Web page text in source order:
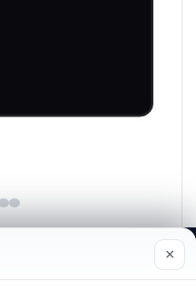
iyi anlayabilmek,
amacıyla çerezler
×